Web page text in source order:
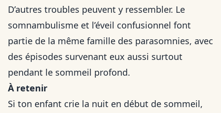
D’autres troubles peuvent y ressembler. Le
somnambulisme et l’éveil confusionnel font
partie de la même famille des parasomnies, avec
des épisodes survenant eux aussi surtout
pendant le sommeil profond.
À retenir
Si ton enfant crie la nuit en début de sommeil,